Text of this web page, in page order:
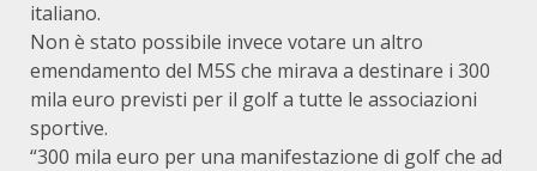
italiano.
Non è stato possibile invece votare un altro
emendamento del M5S che mirava a destinare i 300
mila euro previsti per il golf a tutte le associazioni
sportive.
“300 mila euro per una manifestazione di golf che ad